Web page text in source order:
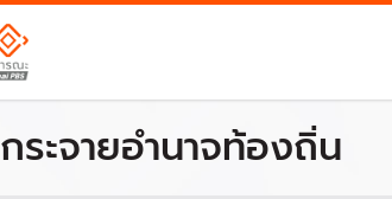
กระจายอำนาจท้องถิ่น